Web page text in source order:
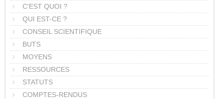
C'EST QUOI ?
QUI EST-CE ?
CONSEIL SCIENTIFIQUE
BUTS
MOYENS
RESSOURCES
STATUTS
COMPTES-RENDUS